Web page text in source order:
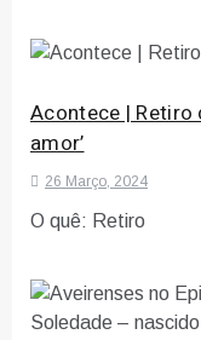
Acontece | Retiro
amor’
26 Março, 2024
O quê: Retiro